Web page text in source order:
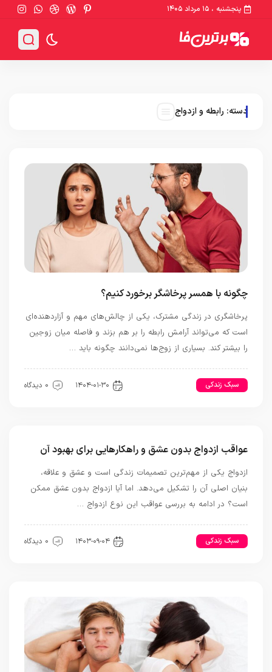
پنجشنبه ، ۱۵ مرداد ۱۴۰۵
دسته: رابطه و ازدواج
چگونه با همسر پرخاشگر برخورد کنیم؟
پرخاشگری در زندگی مشترک، یکی از چالش‌های مهم و آزاردهنده‌ای
است که می‌تواند آرامش رابطه را بر هم بزند و فاصله میان زوجین
را بیشتر کند. بسیاری از زوج‌ها نمی‌دانند چگونه باید …
سبک زندکی ۱۴۰۴-۰۱-۳۰ 0 دیدگاه
عواقب ازدواج بدون عشق و راهکارهایی برای بهبود آن
ازدواج یکی از مهم‌ترین تصمیمات زندگی است و عشق و علاقه،
بنیان اصلی آن را تشکیل می‌دهد. اما آیا ازدواج بدون عشق ممکن
است؟ در ادامه به بررسی عواقب این نوع ازدواج …
سبک زندکی ۱۴۰۳-۰۹-۰۴ 0 دیدگاه